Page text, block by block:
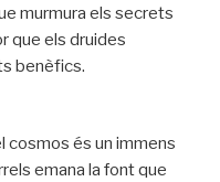
murmura els secrets
que els druides
benèfics.
cosmos és un immens
emana la font que